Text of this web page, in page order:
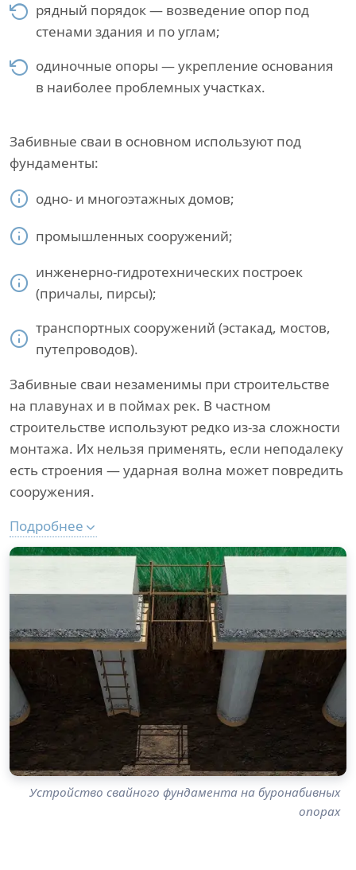
рядный порядок — возведение опор под
стенами здания и по углам;
одиночные опоры — укрепление основания
в наиболее проблемных участках.
Забивные сваи в основном используют под
фундаменты:
одно- и многоэтажных домов;
промышленных сооружений;
инженерно-гидротехнических построек
(причалы, пирсы);
транспортных сооружений (эстакад, мостов,
путепроводов).
Забивные сваи незаменимы при строительстве
на плавунах и в поймах рек. В частном
строительстве используют редко из-за сложности
монтажа. Их нельзя применять, если неподалеку
есть строения — ударная волна может повредить
сооружения.
Подробнее
Устройство свайного фундамента на буронабивных
опорах